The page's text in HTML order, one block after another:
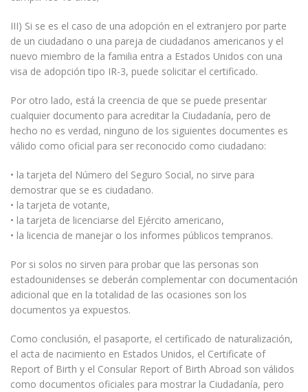
III) Si se es el caso de una adopción en el extranjero por parte
de un ciudadano o una pareja de ciudadanos americanos y el
nuevo miembro de la familia entra a Estados Unidos con una
visa de adopción tipo IR-3, puede solicitar el certificado.
Por otro lado, está la creencia de que se puede presentar
cualquier documento para acreditar la Ciudadanía, pero de
hecho no es verdad, ninguno de los siguientes documentes es
válido como oficial para ser reconocido como ciudadano:
• la tarjeta del Número del Seguro Social, no sirve para
demostrar que se es ciudadano.
• la tarjeta de votante,
• la tarjeta de licenciarse del Ejército americano,
• la licencia de manejar o los informes públicos tempranos.
Por si solos no sirven para probar que las personas son
estadounidenses se deberán complementar con documentación
adicional que en la totalidad de las ocasiones son los
documentos ya expuestos.
Como conclusión, el pasaporte, el certificado de naturalización,
el acta de nacimiento en Estados Unidos, el Certificate of
Report of Birth y el Consular Report of Birth Abroad son válidos
como documentos oficiales para mostrar la Ciudadanía, pero